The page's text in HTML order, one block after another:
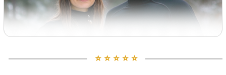
⭐️ ⭐️ ⭐️ ⭐️ ⭐️